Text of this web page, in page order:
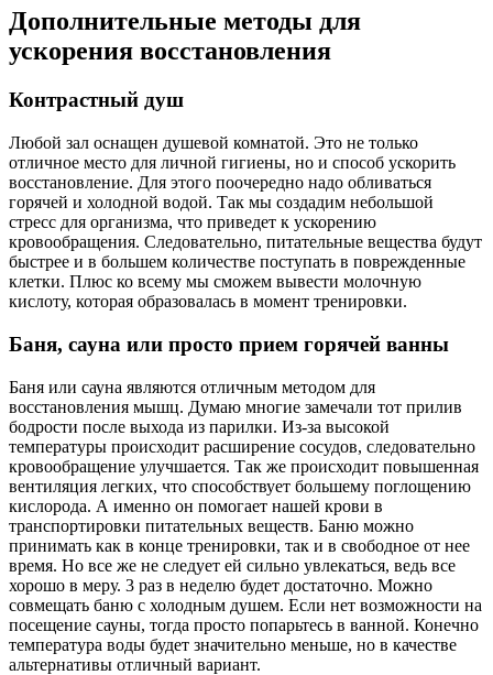
Дополнительные методы для
ускорения восстановления
Контрастный душ
Любой зал оснащен душевой комнатой. Это не только
отличное место для личной гигиены, но и способ ускорить
восстановление. Для этого поочередно надо обливаться
горячей и холодной водой. Так мы создадим небольшой
стресс для организма, что приведет к ускорению
кровообращения. Следовательно, питательные вещества будут
быстрее и в большем количестве поступать в поврежденные
клетки. Плюс ко всему мы сможем вывести молочную
кислоту, которая образовалась в момент тренировки.
Баня, сауна или просто прием горячей ванны
Баня или сауна являются отличным методом для
восстановления мышц. Думаю многие замечали тот прилив
бодрости после выхода из парилки. Из-за высокой
температуры происходит расширение сосудов, следовательно
кровообращение улучшается. Так же происходит повышенная
вентиляция легких, что способствует большему поглощению
кислорода. А именно он помогает нашей крови в
транспортировки питательных веществ. Баню можно
принимать как в конце тренировки, так и в свободное от нее
время. Но все же не следует ей сильно увлекаться, ведь все
хорошо в меру. 3 раз в неделю будет достаточно. Можно
совмещать баню с холодным душем. Если нет возможности на
посещение сауны, тогда просто попарьтесь в ванной. Конечно
температура воды будет значительно меньше, но в качестве
альтернативы отличный вариант.